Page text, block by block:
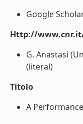
Google
Http://
G. Anastasi
(literal)
Titolo
A